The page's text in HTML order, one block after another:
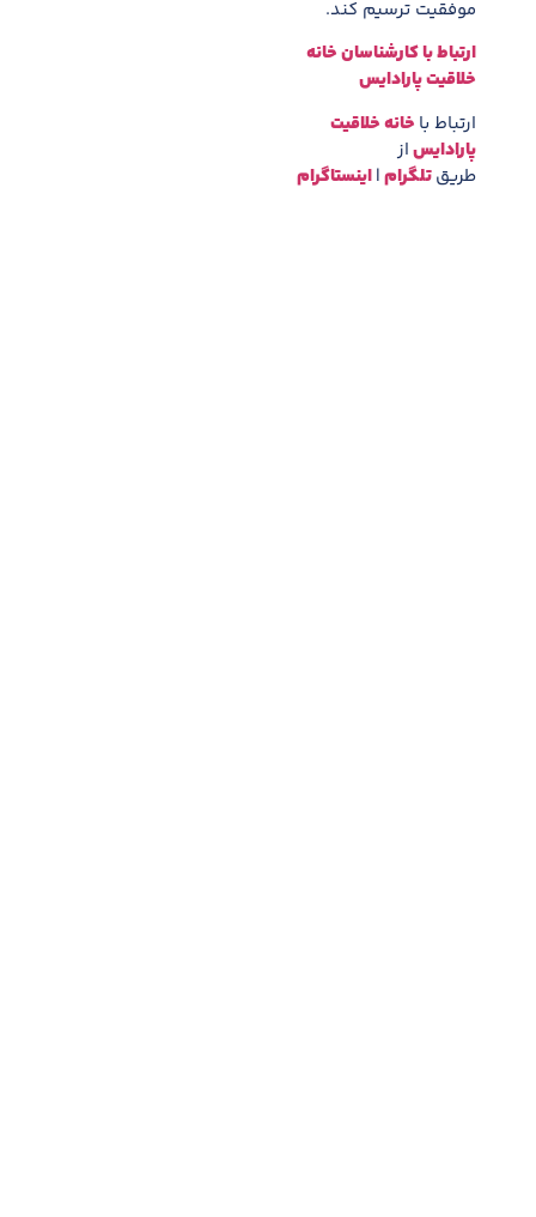
موفقیت ترسیم کند.
ارتباط با کارشناسان خانه
خلاقیت پارادایس
ارتباط با خانه خلاقیت
پارادایساز
طریقتلگرام|اینستاگرام